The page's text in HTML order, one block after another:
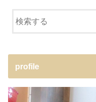
profile